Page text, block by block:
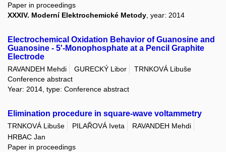
Paper in proceedings
XXXIV. Moderní Elektrochemické Metody , year: 2014
Electrochemical Oxidation Behavior of Guanosine and
Guanosine - 5'-Monophosphate at a Pencil Graphite
Electrode
RAVANDEH Mehdi GURECKÝ Libor
TRNKOVÁ Libuše
Conference abstract
Year: 2014, type: Conference abstract
Elimination procedure in square-wave voltammetry
TRNKOVÁ Libuše PILAŘOVÁ Iveta
RAVANDEH Mehdi
HRBAC Jan
Paper in proceedings